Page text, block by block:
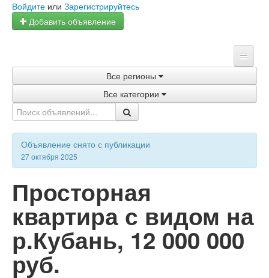
Войдите или Зарегистрируйтесь
Добавить объявление
Объявления
Услуги
Все регионы
Все категории
Объявление снято с публикации
27 октября 2025
Просторная
квартира с видом на
р.Кубань, 12 000 000
руб.